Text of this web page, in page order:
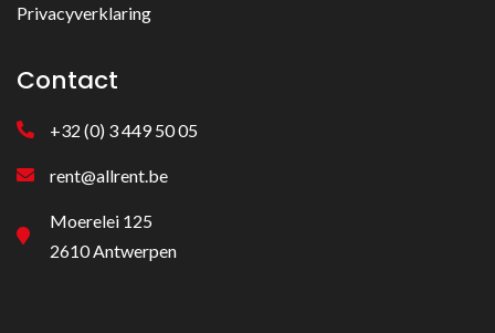
Privacyverklaring
Contact
+32 (0) 3 449 50 05
rent@allrent.be
Moerelei 125
2610 Antwerpen